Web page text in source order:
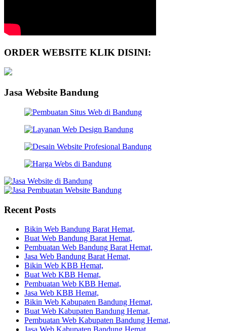
ORDER WEBSITE KLIK DISINI:
Jasa Website Bandung
Recent Posts
Bikin Web Bandung Barat Hemat,
Buat Web Bandung Barat Hemat,
Pembuatan Web Bandung Barat Hemat,
Jasa Web Bandung Barat Hemat,
Bikin Web KBB Hemat,
Buat Web KBB Hemat,
Pembuatan Web KBB Hemat,
Jasa Web KBB Hemat,
Bikin Web Kabupaten Bandung Hemat,
Buat Web Kabupaten Bandung Hemat,
Pembuatan Web Kabupaten Bandung Hemat,